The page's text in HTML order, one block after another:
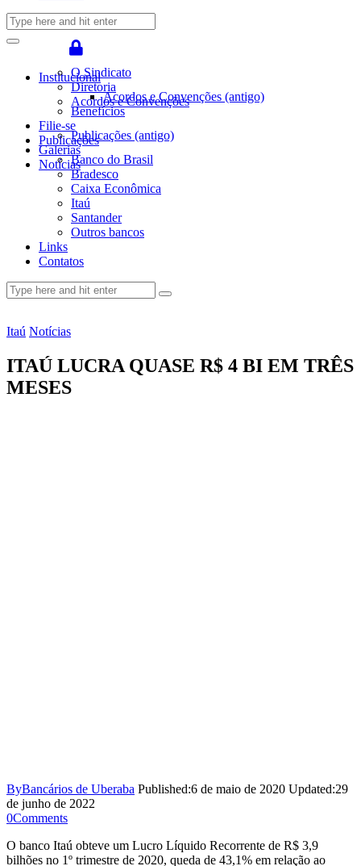
InstitucionalO Sindicato
Diretoria
Acordos e Convenções
Acordos e Convenções (antigo)
Benefícios
Filie-se
PublicaçõesPublicações (antigo)
Galerias
NotíciasBanco do Brasil
Bradesco
Caixa Econômica
Itaú
Santander
Outros bancos
Links
Contatos
Itaú Notícias
ITAÚ LUCRA QUASE R$ 4 BI EM TRÊS
MESES
ByBancários de Uberaba Published:6 de maio de 2020 Updated:29
de junho de 2022
0Comments
O banco Itaú obteve um Lucro Líquido Recorrente de R$ 3,9
bilhões no 1º trimestre de 2020, queda de 43,1% em relação ao